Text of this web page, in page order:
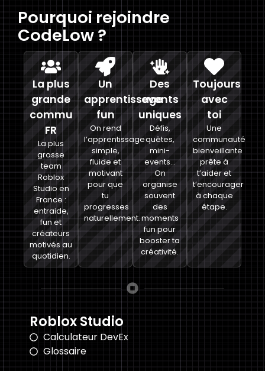
Pourquoi rejoindre
CodeLow ?
La plus
grande
commu
FR
La plus
grosse
team
Roblox
Studio en
France :
entraide,
fun et
créateurs
motivés au
quotidien.
Un
apprentissage
fun
On rend
l’apprentissage
simple,
fluide et
motivant
pour que
tu
progresses
naturellement.
Des
events
uniques
Défis,
quêtes,
mini-
events…
On
organise
souvent
des
moments
fun pour
booster ta
créativité.
Toujours
avec
toi
Une
communauté
bienveillante
prête à
t’aider et
t’encourager
à chaque
étape.
Roblox Studio
Calculateur DevEx
Glossaire